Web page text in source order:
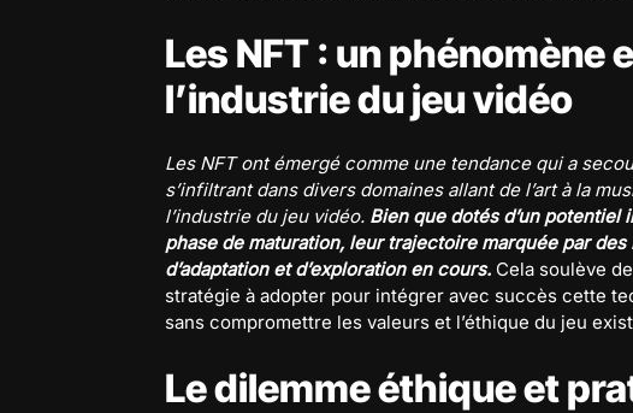
Les NFT : un phénomène
l’industrie du jeu vidéo
Les NFT ont émergé comme une tendance qui a
s’infiltrant dans divers domaines allant de l’art à la
l’industrie du jeu vidéo. Bien que dotés d’un potentiel
phase de maturation, leur trajectoire marquée par
d’adaptation et d’exploration en cours. Cela soulève
stratégie à adopter pour intégrer avec succès cette
sans compromettre les valeurs et l’éthique du jeu
Le dilemme éthique et